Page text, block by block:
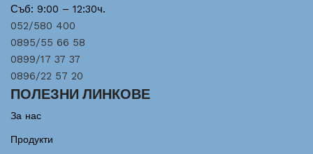
Съб: 9:00 – 12:30ч.
052/580 400
0895/55 66 58
0899/17 37 37
0896/22 57 20
ПОЛЕЗНИ ЛИНКОВЕ
За нас
Продукти